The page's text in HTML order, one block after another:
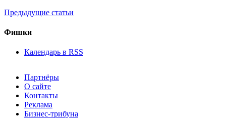
Предыдущие статьи
Фишки
Календарь в RSS
Партнёры
О сайте
Контакты
Реклама
Бизнес-трибуна